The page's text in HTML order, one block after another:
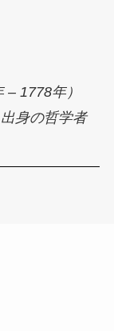
– 1778年）
身の哲学者